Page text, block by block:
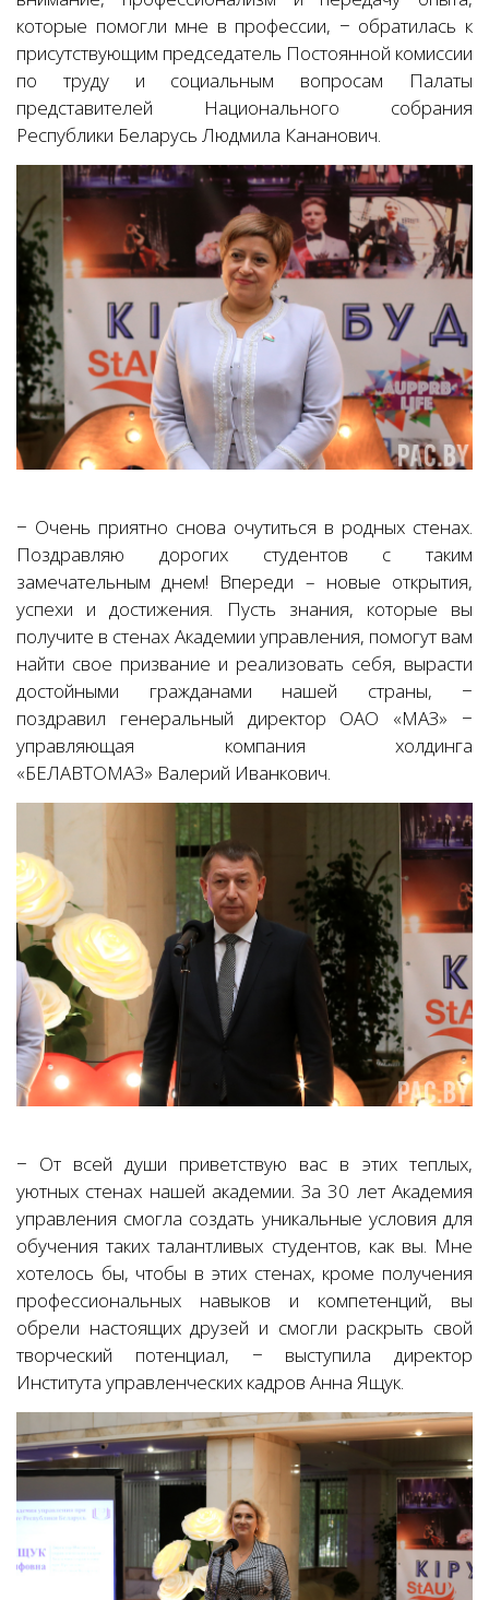
которые помогли мне в профессии, − обратилась к
присутствующим председатель Постоянной комиссии
по труду и социальным вопросам Палаты
представителей Национального собрания
Республики Беларусь Людмила Кананович.
− Очень приятно снова очутиться в родных стенах.
Поздравляю дорогих студентов с таким
замечательным днем! Впереди – новые открытия,
успехи и достижения. Пусть знания, которые вы
получите в стенах Академии управления, помогут вам
найти свое призвание и реализовать себя, вырасти
достойными гражданами нашей страны, −
поздравил генеральный директор ОАО «МАЗ» −
управляющая компания холдинга
«БЕЛАВТОМАЗ» Валерий Иванкович.
− От всей души приветствую вас в этих теплых,
уютных стенах нашей академии. За 30 лет Академия
управления смогла создать уникальные условия для
обучения таких талантливых студентов, как вы. Мне
хотелось бы, чтобы в этих стенах, кроме получения
профессиональных навыков и компетенций, вы
обрели настоящих друзей и смогли раскрыть свой
творческий потенциал, − выступила директор
Института управленческих кадров Анна Ящук.